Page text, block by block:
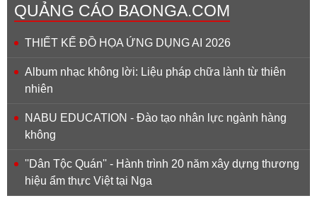
QUẢNG CÁO BAONGA.COM
THIẾT KẾ ĐỒ HỌA ỨNG DỤNG AI 2026
Album nhạc không lời: Liệu pháp chữa lành từ thiên
nhiên
NABU EDUCATION - Đào tạo nhân lực ngành hàng
không
''Dân Tộc Quán'' - Hành trình 20 năm xây dựng thương
hiệu ẩm thực Việt tại Nga